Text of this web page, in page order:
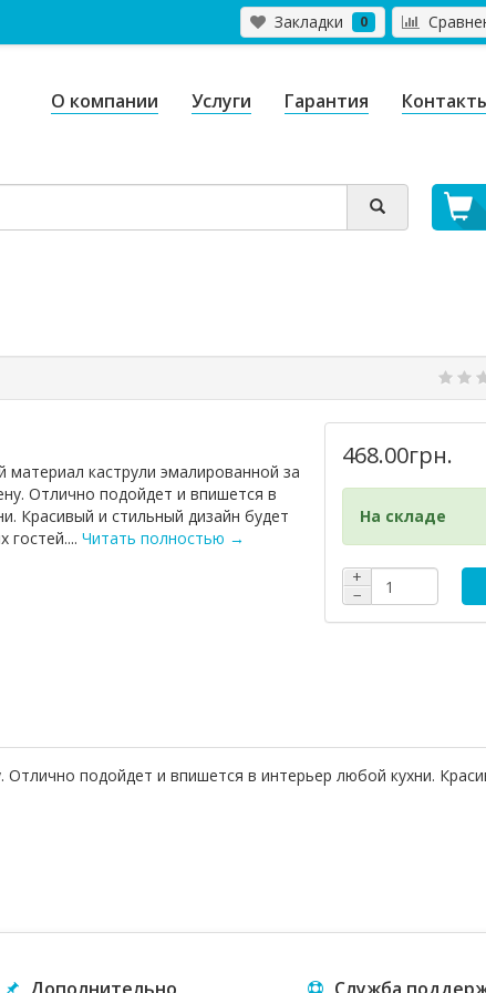
Закладки 0
О компании Услуги Гарантия
материал каструли эмалированной за
Отлично подойдет и впишется в
Красивый и стильный дизайн будет
гостей.... Читать полностью →
468.00грн.
На складе
+
−
подойдет и впишется в интерьер любой кухни.